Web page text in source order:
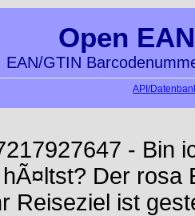
Open
EAN/GTIN
API/
- Bin
Der rosa
Reiseziel ist